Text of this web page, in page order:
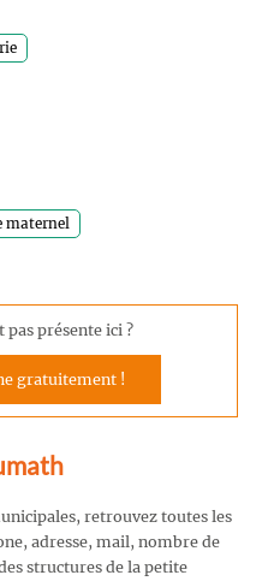
maternel
présente ici ?
gratuitement !
retrouvez toutes les
adresse, mail, nombre de
structures de la petite